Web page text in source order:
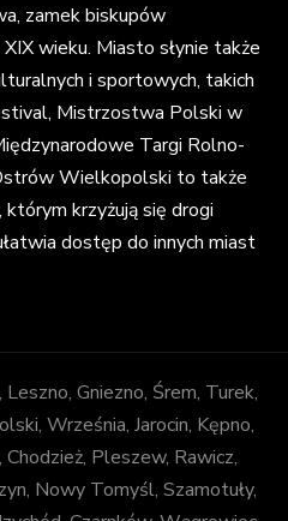
zamek biskupów
wieku. Miasto słynie także
i sportowych, takich
Mistrzostwa Polski w
Targi Rolno-
Wielkopolski to także
którym krzyżują się drogi
dostęp do innych miast
Leszno, Gniezno, Śrem, Turek,
Września, Jarocin, Kępno,
Chodzież, Pleszew, Rawicz,
Nowy Tomyśl, Szamotuły,